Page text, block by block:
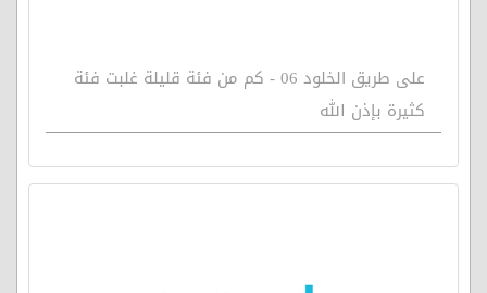
على طريق الخلود 06 - كم من فئة قليلة غلبت فئة
كثيرة بإذن الله